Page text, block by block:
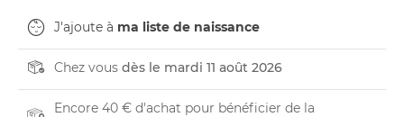
J'ajoute à ma liste de naissance
Chez vous dès le mardi 11 août 2026
Encore 40 € d'achat pour bénéficier de la